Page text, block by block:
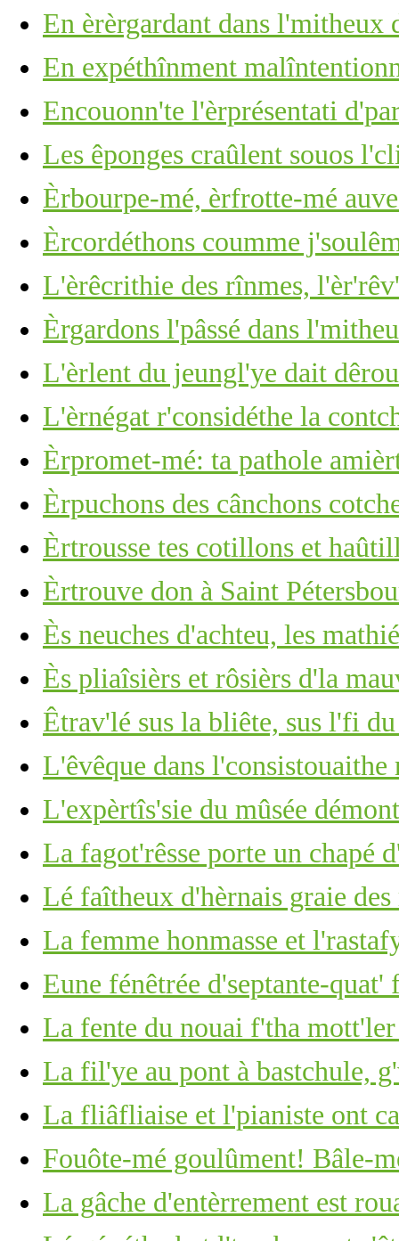
En èrèrgardant dans l'mitheux
En expéthînment
Encouonn'te l'èrprésentati
Les êponges craûlent souos
Èrbourpe-mé, èrfrotte-mé
Èrcordéthons coumme
L'èrêcrithie des rînmes,
Èrgardons l'pâssé dans
L'èrlent du jeungl'ye dait
L'èrnégat r'considéthe la
Èrpromet-mé: ta pathole
Èrpuchons des cânchons
Èrtrousse tes cotillons et
Èrtrouve don à Saint
Ès neuches d'achteu, les
Ès pliaîsièrs et rôsièrs d'la
Êtrav'lé sus la bliête, sus l'fi
L'êvêque dans l'consistouaithe
L'expèrtîs'sie du mûsée
La fagot'rêsse porte un chapé
Lé faîtheux d'hèrnais graie des
La femme honmasse et
Eune fénêtrée d'septante-quat'
La fente du nouai f'tha
La fil'ye au pont à bastchule,
La fliâfliaise et l'pianiste ont
Fouôte-mé goulûment! Bâle-
La gâche d'entèrrement est